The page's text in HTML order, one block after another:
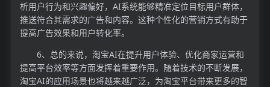
析用户行为和兴趣偏好，AI系统能够精准定位目标用户群体，
推送符合其需求的广告和内容。这种个性化的营销方式有助于
提高广告效果和用户转化率。
6、总的来说，淘宝AI在提升用户体验、优化商家运营和
提高平台效率等方面发挥着重要作用。随着技术的不断发展，
淘宝AI的应用场景也将越来越广泛，为淘宝平台带来更多的智